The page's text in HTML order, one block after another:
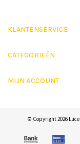
KLANTENSERVICE
CATEGORIEËN
MIJN ACCOUNT
© Copyright 2026